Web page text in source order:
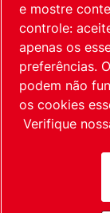
Mapa do site
e mostre
controle:
apenas os
preferências.
podem não
os cookies
Verifique